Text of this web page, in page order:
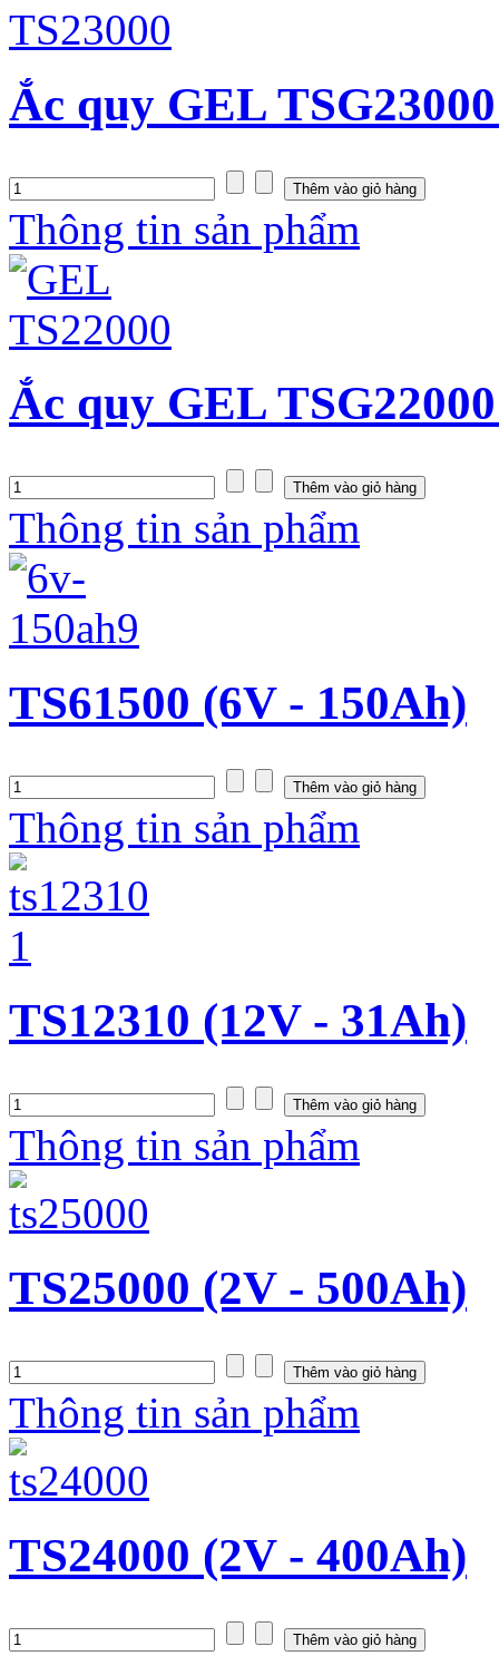
Ắc quy GEL
Thông tin sản phẩm
Ắc quy GEL
Thông tin sản phẩm
TS61500 (6V - 150Ah)
Thông tin sản phẩm
TS12310 (12V - 31Ah)
Thông tin sản phẩm
TS25000 (2V - 500Ah)
Thông tin sản phẩm
TS24000 (2V - 400Ah)